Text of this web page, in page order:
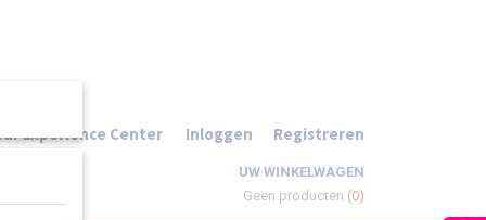
Experience Center Inloggen Registreren
UW WINKELWAGEN
Geen producten (0)